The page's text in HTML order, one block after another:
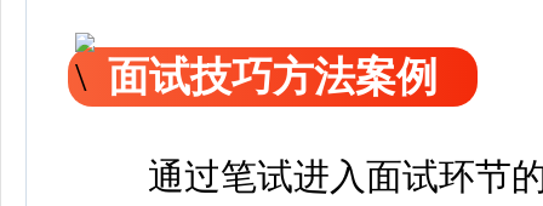
面试技巧方法案例
通过笔试进入面试环节